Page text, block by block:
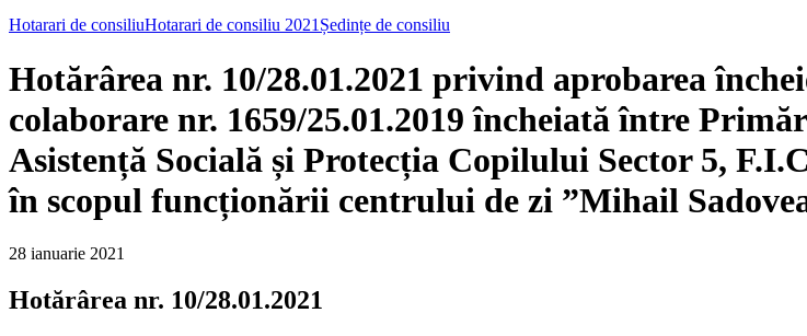
Hotarari de consiliuHotarari de consiliu 2021 Ședințe de consiliu
Hotărârea nr. 10/28.01.2021 privind aprobarea
colaborare nr. 1659/25.01.2019 încheiată între
Asistență Socială și Protecția Copilului Sector 5,
în scopul funcționării centrului de zi ”Mihail
28 ianuarie 2021
Hotărârea nr. 10/28.01.2021